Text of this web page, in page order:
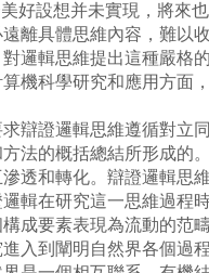
好設想并未實現，將來也
離具體思維內容，難以
邏輯思維提出這種嚴格
機科學研究和應用方面
證邏輯思維遵循對立
法的概括總結所形成的
透和轉化。辯證邏輯思
輯在研究這一思維過程
成要素表現為流動的范
入到闡明自然界各個過